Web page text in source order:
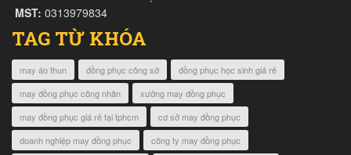
MST: 0313979834
TAG TỪ KHÓA
may áo thun đồng phục công sở
đồng phục học sinh giá rẻ
may đồng phục công nhân
xưởng may đồng phục
may đồng phục giá rẻ tại tphcm
cơ sở may đồng phục
doanh nghiệp may đồng phục
công ty may đồng phục